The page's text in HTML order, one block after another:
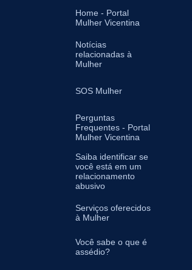
Home - Portal
Mulher Vicentina
Notícias
relacionadas à
Mulher
SOS Mulher
Perguntas
Frequentes - Portal
Mulher Vicentina
Saiba identificar se
você está em um
relacionamento
abusivo
Serviços oferecidos
à Mulher
Você sabe o que é
assédio?